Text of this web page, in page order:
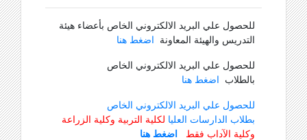
للحصول علي البريد الالكتروني الخاص بأعضاء هيئة
التدريس والهيئة المعاونة
اضغط هنا
للحصول علي البريد الالكتروني الخاص
بالطلاب
اضغط هنا
للحصول علي البريد الالكتروني الخاص
بطلاب الدارسات العليا لكلية التربية وكلية الزراعة
وكلية الآداب فقط
اضغط هنا